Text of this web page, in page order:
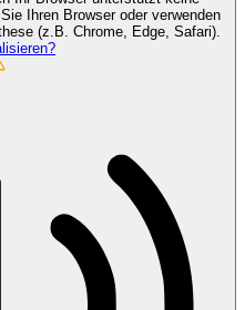
Ihren Browser oder verwenden
(z.B. Chrome, Edge, Safari).